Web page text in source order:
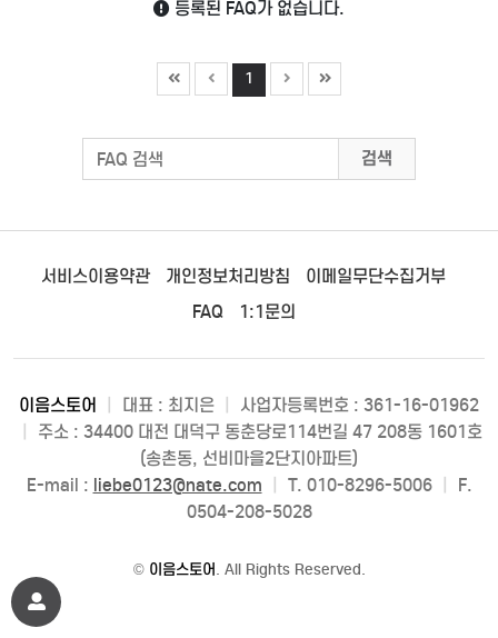
등록된 FAQ가 없습니다.
1
검색
서비스이용약관 개인정보처리방침
이메일무단수집거부
FAQ
1:1문의
이음스토어 대표 : 최지은
사업자등록번호 : 361-16-01962
주소 : 34400 대전 대덕구 동춘당로114번길 47 208동 1601호
(송촌동, 선비마을2단지아파트)
E-mail : liebe0123@nate.com T. 010-8296-5006
F.
0504-208-5028
© 이음스토어. All Rights Reserved.